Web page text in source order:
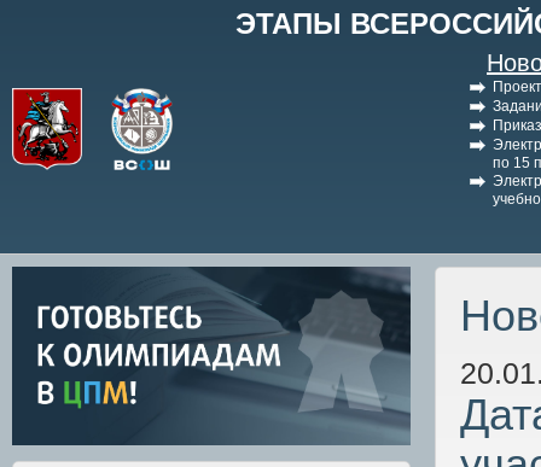
ЭТАПЫ
по 15